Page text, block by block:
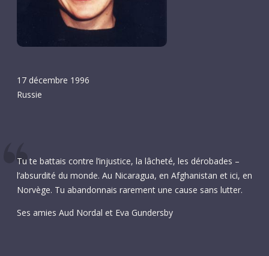
17 décembre 1996
Russie
Tu te battais contre l’injustice, la lâcheté, les dérobades –
l’absurdité du monde. Au Nicaragua, en Afghanistan et ici, en
Norvège. Tu abandonnais rarement une cause sans lutter.
Ses amies Aud Nordal et Eva Gundersby